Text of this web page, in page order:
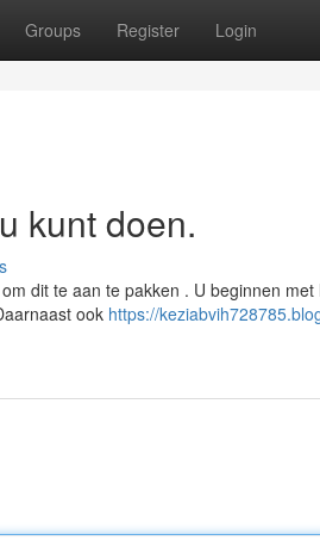
Groups Register Login
kunt doen.
dit te aan te pakken . U beginnen
ook https://